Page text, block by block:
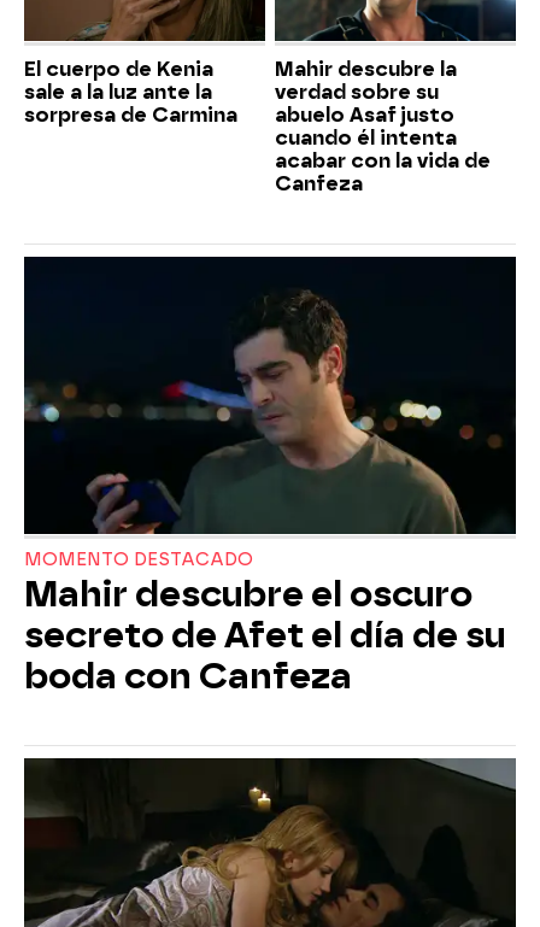
El cuerpo de Kenia
sale a la luz ante la
sorpresa de Carmina
Mahir descubre la
verdad sobre su
abuelo Asaf justo
cuando él intenta
acabar con la vida de
Canfeza
MOMENTO DESTACADO
Mahir descubre el oscuro
secreto de Afet el día de su
boda con Canfeza